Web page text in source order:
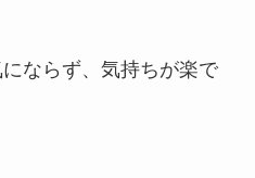
ならず、気持ちが楽で